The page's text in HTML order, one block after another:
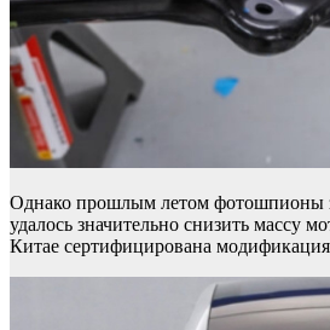
Однако прошлым летом фотошпионы
удалось значительно снизить массу
Китае сертифицирована